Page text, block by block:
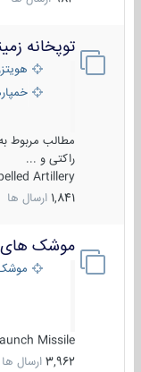
توپخانه
هویتزر
خمپاره
مطالب مربوط
راکتی و ...
Artillery ...
1,841 ارسال ها
موشک های
موشک
Missile
3,962 ارسال ها